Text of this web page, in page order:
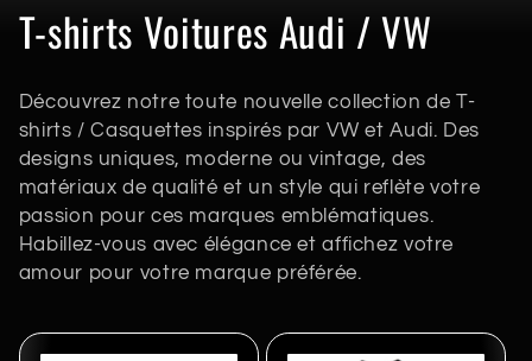
C
o
l
l
e
c
t
T-shirts Voitures Audi / VW
Découvrez notre toute nouvelle collection de T-
shirts / Casquettes inspirés par VW et Audi. Des
designs uniques, moderne ou vintage, des
matériaux de qualité et un style qui reflète votre
passion pour ces marques emblématiques.
Habillez-vous avec élégance et affichez votre
amour pour votre marque préférée.